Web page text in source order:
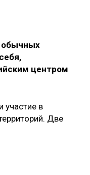
обычных
центром
участие в
Две